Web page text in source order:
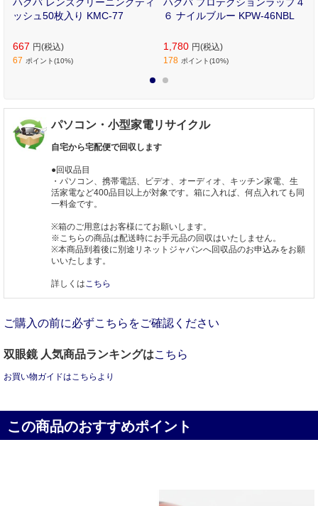
ッシュ50枚入り KMC-77
667 円(税込)
67 ポイント(10%)
６ ナイルブルー KPW-46NBL
1,780 円(税込)
178 ポイント(10%)
パソコン・小型家電リサイクル
自宅から宅配便で回収します
●回収品目
・パソコン、携帯電話、ビデオ、オーディオ、キッチン家電、生
活家電など400品目以上が対象です。箱に入れば、何点入れても同
一料金です。
※箱のご用意はお客様にてお願いします。
※こちらの商品は配送時にお手元品の回収はいたしません。
※本商品到着後に別途リネットジャパンへ回収品のお申込みをお願
いいたします。
詳しくはこちら
ご購入の前に必ずこちらをご確認ください
双眼鏡 人気商品ランキングはこちら
お買い物ガイドはこちらより
この商品のおすすめポイント